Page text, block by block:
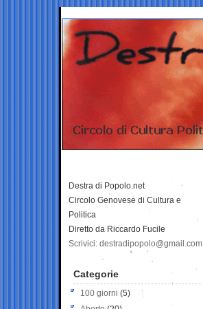
Destra di Popolo.net
Circolo Genovese di Cultura e
Politica
Diretto da Riccardo Fucile
Scrivici: destradipopolo@gmail.com
Categorie
100 giorni (5)